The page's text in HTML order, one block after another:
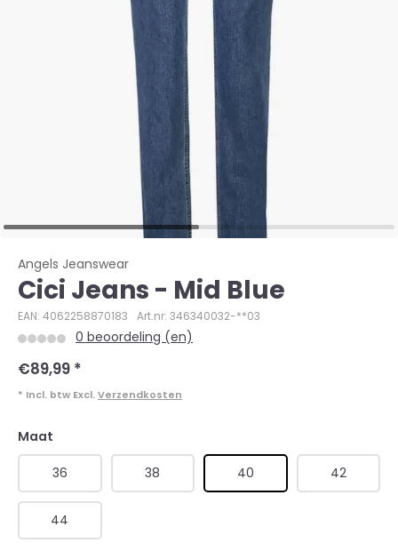
Angels Jeanswear
Cici Jeans - Mid Blue
EAN: 4062258870183 Art.nr: 346340032-**03
0 beoordeling (en)
€89,99 *
* Incl. btw Excl. Verzendkosten
Maat
36 38 40 42
44